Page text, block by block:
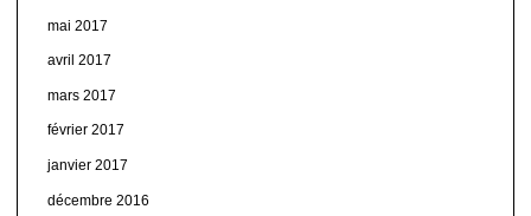
mai 2017
avril 2017
mars 2017
février 2017
janvier 2017
décembre 2016